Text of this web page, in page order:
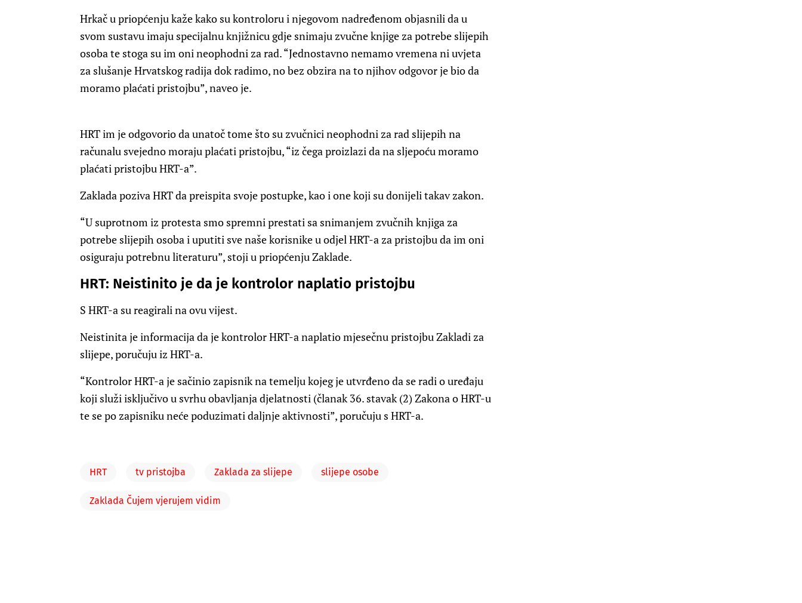
Hrkač u priopćenju kaže kako su kontroloru i njegovom nadređenom objasnili da u
svom sustavu imaju specijalnu knjižnicu gdje snimaju zvučne knjige za potrebe slijepih
osoba te stoga su im oni neophodni za rad. “Jednostavno nemamo vremena ni uvjeta
za slušanje Hrvatskog radija dok radimo, no bez obzira na to njihov odgovor je bio da
moramo plaćati pristojbu”, naveo je.
HRT im je odgovorio da unatoč tome što su zvučnici neophodni za rad slijepih na
računalu svejedno moraju plaćati pristojbu, “iz čega proizlazi da na sljepoću moramo
plaćati pristojbu HRT-a”.
Zaklada poziva HRT da preispita svoje postupke, kao i one koji su donijeli takav zakon.
“U suprotnom iz protesta smo spremni prestati sa snimanjem zvučnih knjiga za
potrebe slijepih osoba i uputiti sve naše korisnike u odjel HRT-a za pristojbu da im oni
osiguraju potrebnu literaturu”, stoji u priopćenju Zaklade.
HRT: Neistinito je da je kontrolor naplatio pristojbu
S HRT-a su reagirali na ovu vijest.
Neistinita je informacija da je kontrolor HRT-a naplatio mjesečnu pristojbu Zakladi za
slijepe, poručuju iz HRT-a.
“Kontrolor HRT-a je sačinio zapisnik na temelju kojeg je utvrđeno da se radi o uređaju
koji služi isključivo u svrhu obavljanja djelatnosti (članak 36. stavak (2) Zakona o HRT-u
te se po zapisniku neće poduzimati daljnje aktivnosti”, poručuju s HRT-a.
HRT tv pristojba Zaklada za slijepe slijepe osobe
Zaklada Čujem vjerujem vidim